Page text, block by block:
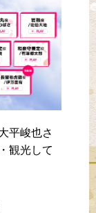
平峻也さ
観光して